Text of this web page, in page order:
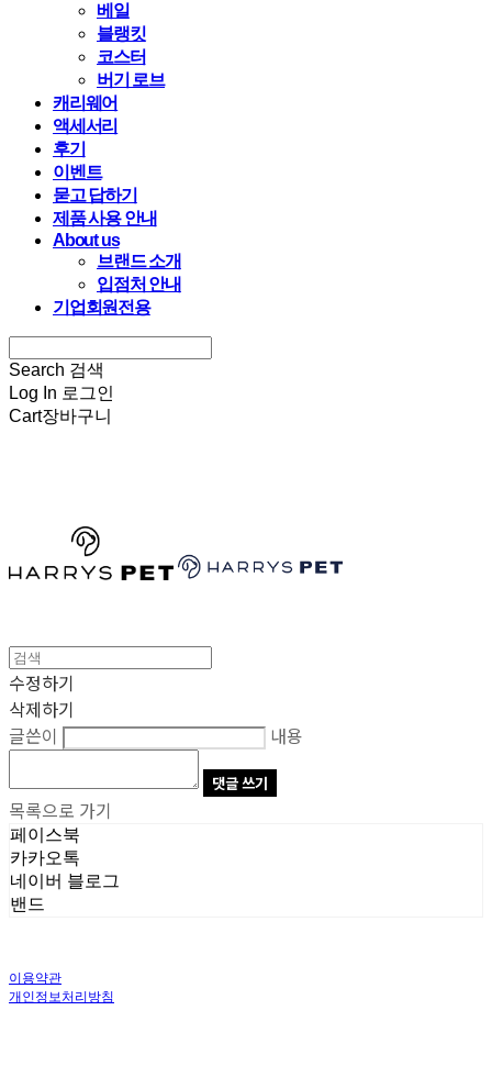
베일
블랭킷
코스터
버기 로브
캐리웨어
액세서리
후기
이벤트
묻고 답하기
제품 사용 안내
About us
브랜드 소개
입점처 안내
기업회원전용
Search 검색
Log In 로그인
Cart장바구니
수정하기
삭제하기
글쓴이
내용
댓글 쓰기
목록으로 가기
페이스북
카카오톡
네이버 블로그
밴드
이용약관
개인정보처리방침